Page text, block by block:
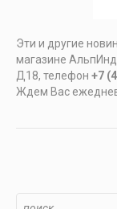
Эти и другие
магазине
Д18, телефон +7
Ждем Вас